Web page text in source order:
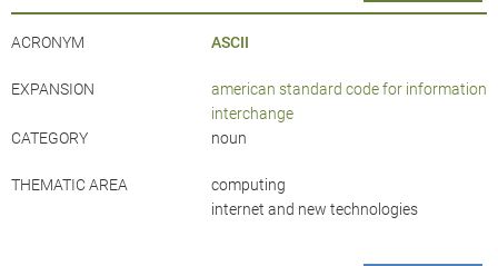
ACRONYM ASCII
EXPANSION
american standard code for information
interchange
CATEGORY
noun
THEMATIC AREA
computing
internet and new technologies